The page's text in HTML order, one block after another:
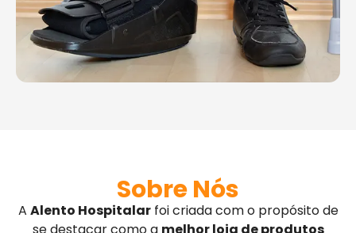
Sobre Nós
A Alento Hospitalarfoi criada com o propósito de